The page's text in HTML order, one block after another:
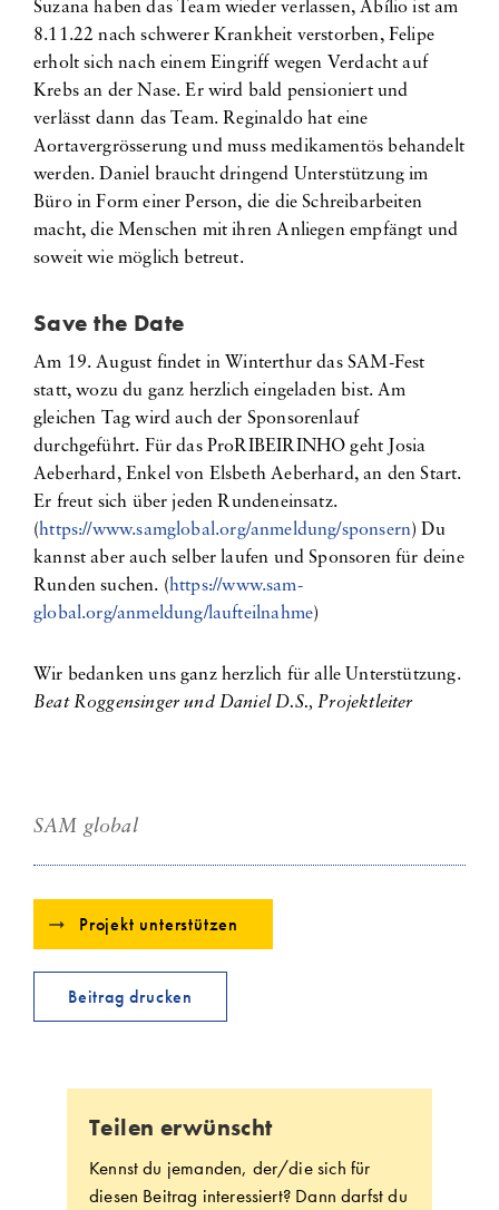
Suzana haben das Team wieder verlassen, Abílio ist am
8.11.22 nach schwerer Krankheit verstorben, Felipe
erholt sich nach einem Eingriff wegen Verdacht auf
Krebs an der Nase. Er wird bald pensioniert und
verlässt dann das Team. Reginaldo hat eine
Aortavergrösserung und muss medikamentös behandelt
werden. Daniel braucht dringend Unterstützung im
Büro in Form einer Person, die die Schreibarbeiten
macht, die Menschen mit ihren Anliegen empfängt und
soweit wie möglich betreut.
Save the Date
Am 19. August findet in Winterthur das SAM-Fest
statt, wozu du ganz herzlich eingeladen bist. Am
gleichen Tag wird auch der Sponsorenlauf
durchgeführt. Für das ProRIBEIRINHO geht Josia
Aeberhard, Enkel von Elsbeth Aeberhard, an den Start.
Er freut sich über jeden Rundeneinsatz.
(https://www.samglobal.org/anmeldung/sponsern) Du
kannst aber auch selber laufen und Sponsoren für deine
Runden suchen. (https://www.sam-
global.org/anmeldung/laufteilnahme)
Wir bedanken uns ganz herzlich für alle Unterstützung.
Beat Roggensinger und Daniel D.S., Projektleiter
SAM global
Projekt unterstützen
Beitrag drucken
Teilen erwünscht
Kennst du jemanden, der/die sich für
diesen Beitrag interessiert? Dann darfst du